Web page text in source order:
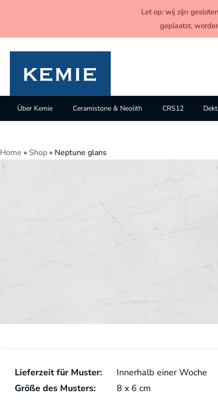
Über Kemie Ceramistone & Neolith CRS12
Home » Shop » Neptune glans
Lieferzeit für Muster:
Innerhalb einer Woche
Größe des Musters:
8 x6 cm
Let op: wij zijn
geplaatst,